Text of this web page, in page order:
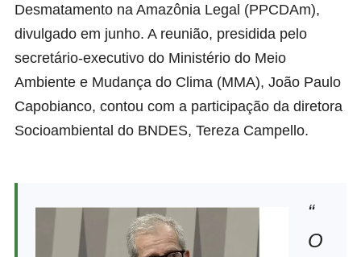
Desmatamento na Amazônia Legal (PPCDAm),
divulgado em junho. A reunião, presidida pelo
secretário-executivo do Ministério do Meio
Ambiente e Mudança do Clima (MMA), João Paulo
Capobianco, contou com a participação da diretora
Socioambiental do BNDES, Tereza Campello.
“
O